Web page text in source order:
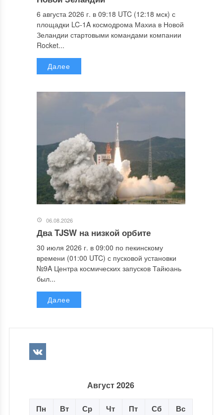
6 августа 2026 г. в 09:18 UTC (12:18 мск) с
площадки LC-1A космодрома Махиа в Новой
Зеландии стартовыми командами компании
Rocket...
Далее
06.08.2026
Два TJSW на низкой орбите
30 июля 2026 г. в 09:00 по пекинскому
времени (01:00 UTC) с пусковой установки
№9A Центра космических запусков Тайюань
был...
Далее
Август 2026
Пн Вт Ср Чт Пт Сб Вс